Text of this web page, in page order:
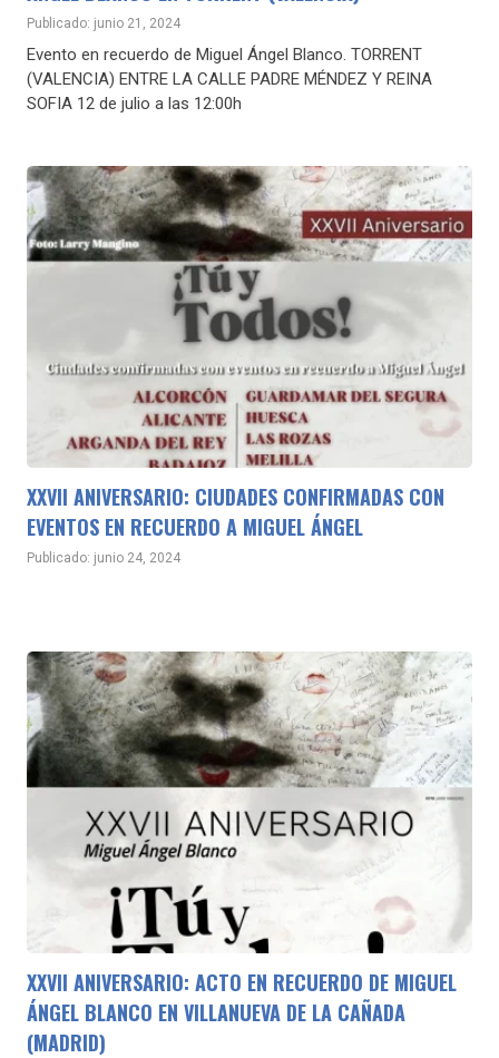
Publicado: junio 21, 2024
Evento en recuerdo de Miguel Ángel Blanco. TORRENT
(VALENCIA) ENTRE LA CALLE PADRE MÉNDEZ Y REINA
SOFIA 12 de julio a las 12:00h
XXVII ANIVERSARIO: CIUDADES CONFIRMADAS CON
EVENTOS EN RECUERDO A MIGUEL ÁNGEL
Publicado: junio 24, 2024
XXVII ANIVERSARIO: ACTO EN RECUERDO DE MIGUEL
ÁNGEL BLANCO EN VILLANUEVA DE LA CAÑADA
(MADRID)